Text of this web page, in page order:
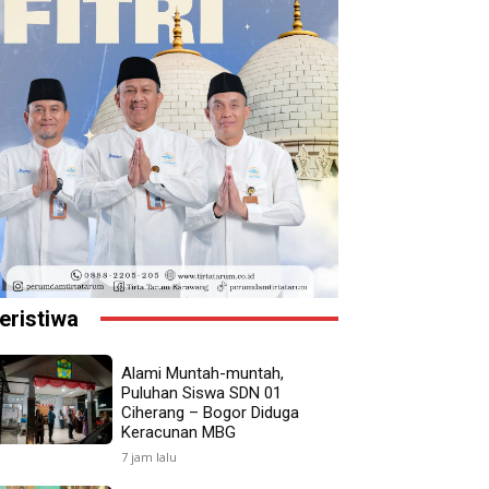
Alami Muntah-muntah,
Puluhan Siswa SDN 01
Ciherang – Bogor Diduga
Keracunan MBG
7 jam lalu